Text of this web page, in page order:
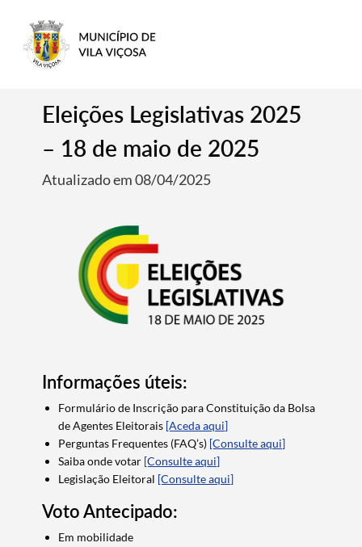
Eleições Legislativas 2025
– 18 de maio de 2025
Atualizado em 08/04/2025
Informações úteis:
Formulário de Inscrição para Constituição da Bolsa
de Agentes Eleitorais [Aceda aqui]
Perguntas Frequentes (FAQ’s) [Consulte aqui]
Saiba onde votar [Consulte aqui]
Legislação Eleitoral [Consulte aqui]
Voto Antecipado:
Em mobilidade